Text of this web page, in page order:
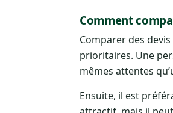
Comment
Comparer des
prioritaires. Une
mêmes attentes
Ensuite, il est